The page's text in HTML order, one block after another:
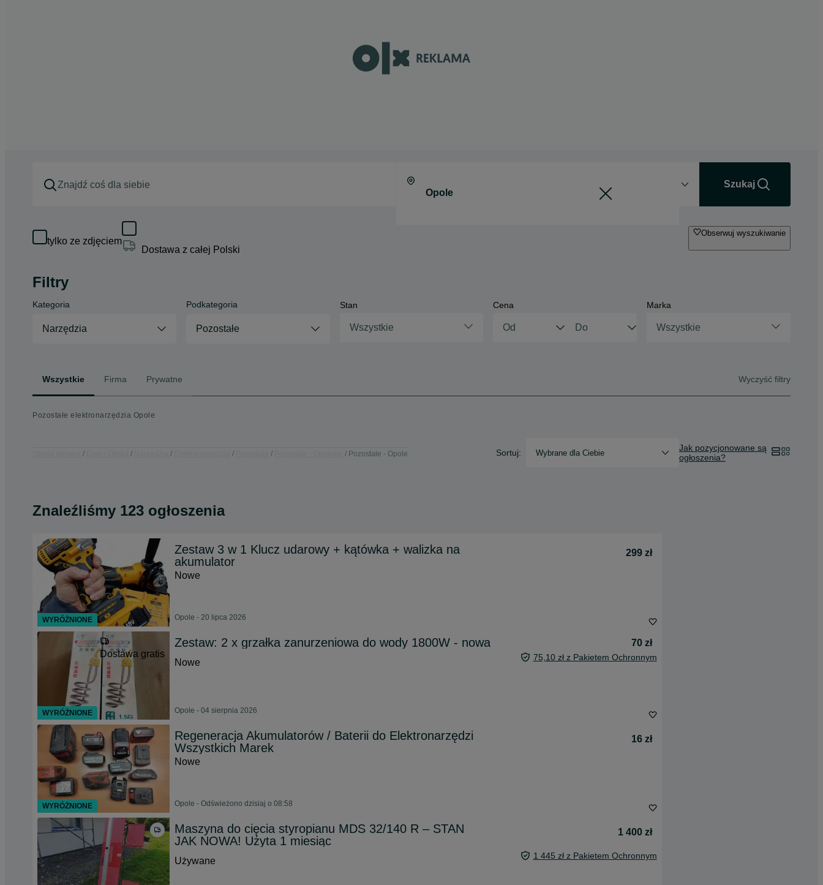
Szukaj
tylko ze zdjęciem
Dostawa z całej Polski
Obserwuj wyszukiwanie
Filtry
Kategoria
Narzędzia
Podkategoria
Pozostałe
Stan
Wszystkie
Cena Marka
Wszystkie
Wszystkie Firma Prywatne Wyczyść filtry
Pozostałe elektronarzędzia Opole
Pozostałe - Opole Sortuj: Wybrane dla Ciebie
Jak pozycjonowane są
ogłoszenia?
Znaleźliśmy 123 ogłoszenia
Zestaw 3 w 1 Klucz udarowy + kątówka + walizka na
akumulator
299 zł
Nowe
Opole - 20 lipca 2026
Dostawa gratis
Zestaw: 2 x grzałka zanurzeniowa do wody 1800W - nowa
70 zł
Nowe
75,10 zł z Pakietem Ochronnym
Opole - 04 sierpnia 2026
Regeneracja Akumulatorów / Baterii do Elektronarzędzi
Wszystkich Marek
16 zł
Nowe
Opole - Odświeżono dzisiaj o 08:58
Maszyna do cięcia styropianu MDS 32/140 R – STAN
JAK NOWA! Użyta 1 miesiąc
1 400 zł
Używane 1 445 zł z Pakietem Ochronnym
WYRÓŻNIONE
WYRÓŻNIONE
WYRÓŻNIONE